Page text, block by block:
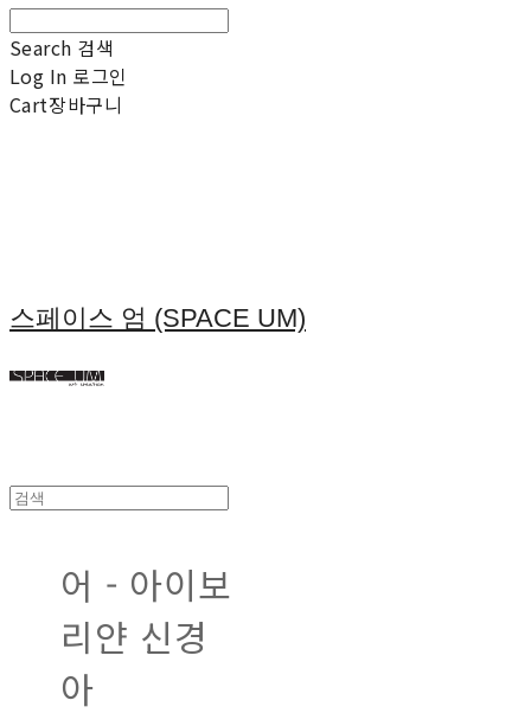
Search 검색
Log In 로그인
Cart장바구니
스페이스 엄 (SPACE UM)
어 - 아이보
리얀 신경
아